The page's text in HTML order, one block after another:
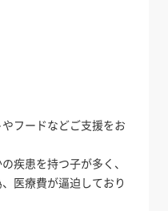
フードなどご支援をお
疾患を持つ子が多く、
医療費が逼迫しており